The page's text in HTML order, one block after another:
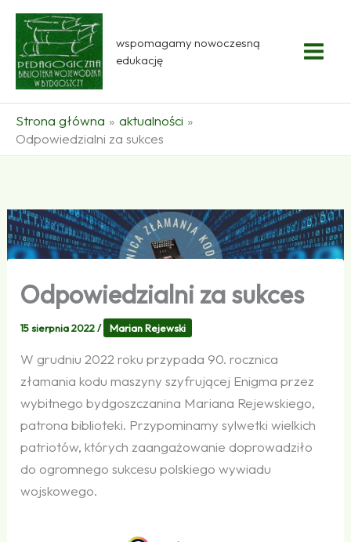
Przejdź
treści
wspomagamy nowoczesną
edukację
Strona główna
aktualności
Odpowiedzialni za sukces
Odpowiedzialni za sukces
15 sierpnia 2022/ Marian Rejewski
W grudniu 2022 roku przypada 90. rocznica
złamania kodu maszyny szyfrującej Enigma przez
wybitnego bydgoszczanina Mariana Rejewskiego,
patrona biblioteki. Przypominamy sylwetki wielkich
patriotów, których zaangażowanie doprowadziło
do ogromnego sukcesu polskiego wywiadu
wojskowego.